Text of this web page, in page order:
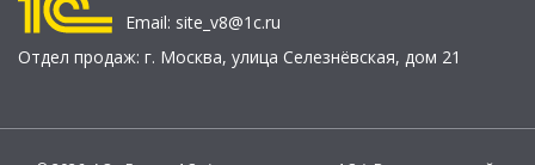
Email: site_v8@1c.ru
Отдел продаж: г. Москва, улица Селезнёвская, дом 21